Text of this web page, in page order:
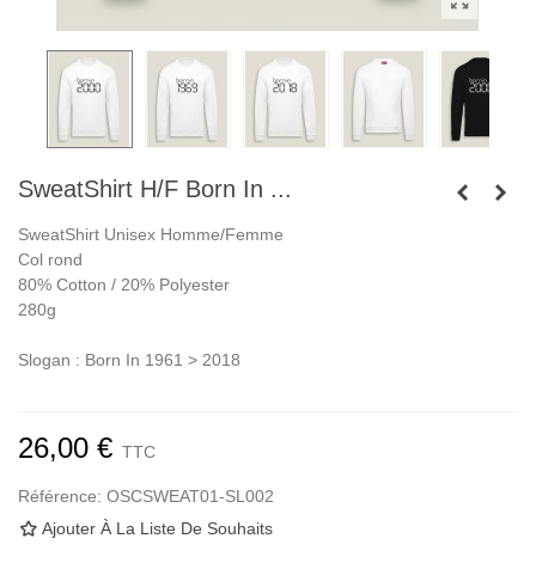
SweatShirt H/F Born In ...
SweatShirt Unisex Homme/Femme
Col rond
80% Cotton / 20% Polyester
280g
Slogan : Born In 1961 > 2018
26,00 € TTC
Référence: OSCSWEAT01-SL002
Ajouter À La Liste De Souhaits